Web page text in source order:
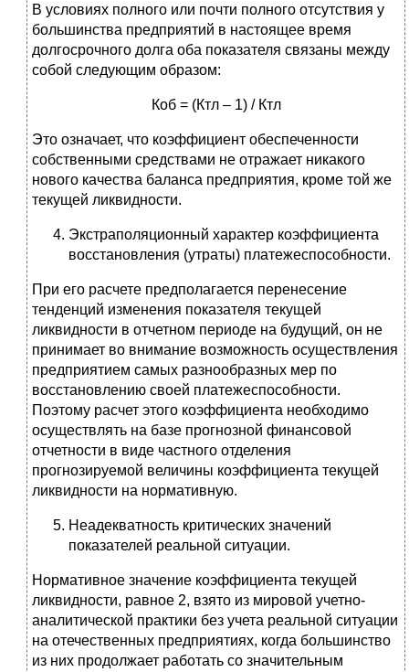
В условиях полного или почти полного отсутствия у
большинства предприятий в настоящее время
долгосрочного долга оба показателя связаны между
собой следующим образом:
Коб = (Ктл – 1) / Ктл
Это означает, что коэффициент обеспеченности
собственными средствами не отражает никакого
нового качества баланса предприятия, кроме той же
текущей ликвидности.
Экстраполяционный характер коэффициента
восстановления (утраты) платежеспособности.
При его расчете предполагается перенесение
тенденций изменения показателя текущей
ликвидности в отчетном периоде на будущий, он не
принимает во внимание возможность осуществления
предприятием самых разнообразных мер по
восстановлению своей платежеспособности.
Поэтому расчет этого коэффициента необходимо
осуществлять на базе прогнозной финансовой
отчетности в виде частного отделения
прогнозируемой величины коэффициента текущей
ликвидности на нормативную.
Неадекватность критических значений
показателей реальной ситуации.
Нормативное значение коэффициента текущей
ликвидности, равное 2, взято из мировой учетно-
аналитической практики без учета реальной ситуации
на отечественных предприятиях, когда большинство
из них продолжает работать со значительным